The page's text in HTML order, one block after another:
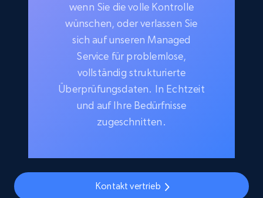
wenn Sie die volle Kontrolle
wünschen, oder verlassen Sie
sich auf unseren Managed
Service für problemlose,
vollständig strukturierte
Überprüfungsdaten. In Echtzeit
und auf Ihre Bedürfnisse
zugeschnitten.
Kontakt vertrieb